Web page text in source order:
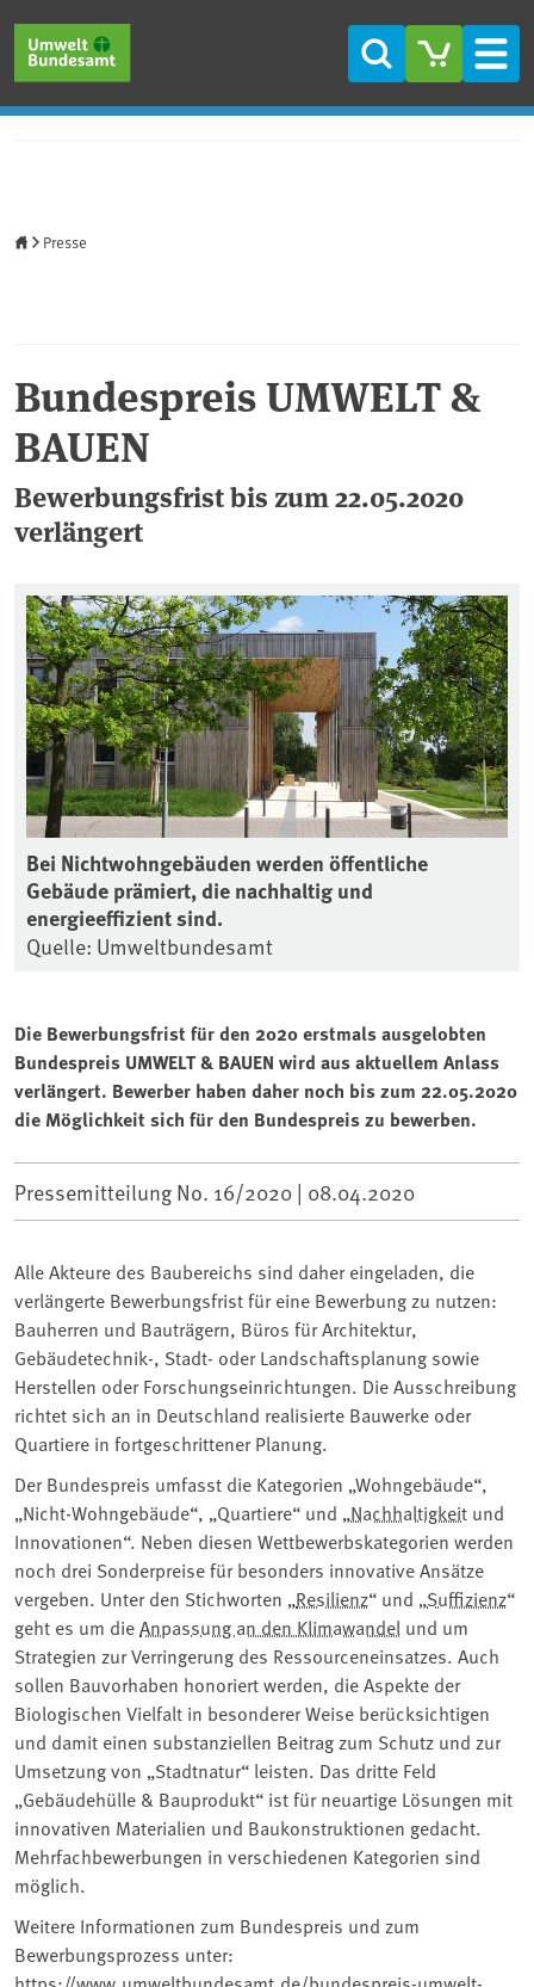
Suche
Presse
Bundespreis UMWELT &
BAUEN
Bewerbungsfrist bis zum 22.05.2020
verlängert
Bei Nichtwohngebäuden werden öffentliche
Gebäude prämiert, die nachhaltig und
energieeffizient sind.
Quelle: Umweltbundesamt
Die Bewerbungsfrist für den 2020 erstmals ausgelobten
Bundespreis UMWELT & BAUEN wird aus aktuellem Anlass
verlängert. Bewerber haben daher noch bis zum 22.05.2020
die Möglichkeit sich für den Bundespreis zu bewerben.
Pressemitteilung No. 16/2020 | 08.04.2020
Alle Akteure des Baubereichs sind daher eingeladen, die
verlängerte Bewerbungsfrist für eine Bewerbung zu nutzen:
Bauherren und Bauträgern, Büros für Architektur,
Gebäudetechnik-, Stadt- oder Landschaftsplanung sowie
Herstellen oder Forschungseinrichtungen. Die Ausschreibung
richtet sich an in Deutschland realisierte Bauwerke oder
Quartiere in fortgeschrittener Planung.
Der Bundespreis umfasst die Kategorien „Wohngebäude“,
„Nicht-Wohngebäude“, „Quartiere“ und „Nachhaltigkeit und
Innovationen“. Neben diesen Wettbewerbskategorien werden
noch drei Sonderpreise für besonders innovative Ansätze
vergeben. Unter den Stichworten „Resilienz“ und „Suffizienz“
geht es um dieAnpassung an den Klimawandel und um
Strategien zur Verringerung des Ressourceneinsatzes. Auch
sollen Bauvorhaben honoriert werden, die Aspekte der
Biologischen Vielfalt in besonderer Weise berücksichtigen
und damit einen substanziellen Beitrag zum Schutz und zur
Umsetzung von „Stadtnatur“ leisten. Das dritte Feld
„Gebäudehülle & Bauprodukt“ ist für neuartige Lösungen mit
innovativen Materialien und Baukonstruktionen gedacht.
Mehrfachbewerbungen in verschiedenen Kategorien sind
möglich.
Weitere Informationen zum Bundespreis und zum
Bewerbungsprozess unter:
https://www.umweltbundesamt.de/bundespreis-umwelt-